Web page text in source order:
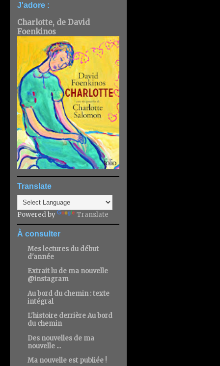
J'adore :
Charlotte, de David
Foenkinos
Translate
Powered by Translate
À consulter
Mes lectures du début
d'année
Extrait lu de ma nouvelle
@instagram
Au bord du chemin : texte
intégral
L'histoire derrière Au bord
du chemin
Des nouvelles de ma
nouvelle ...
Ma nouvelle est publiée !